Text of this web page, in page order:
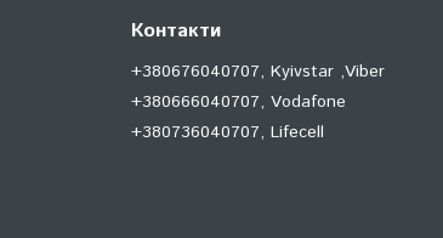
Контакти
+380676040707, Kyivstar ,Viber
+380666040707, Vodafone
+380736040707, Lifecell